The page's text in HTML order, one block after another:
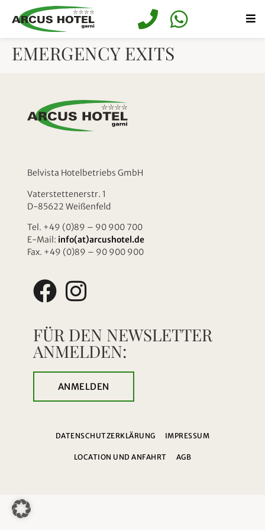
springen
EMERGENCY EXITS
Belvista Hotelbetriebs GmbH
Vaterstettenerstr. 1
D-85622 Weißenfeld
Tel. +49 (0)89 – 90 900 700
E-Mail: info(at)arcushotel.de
Fax. +49 (0)89 – 90 900 900
FÜR DEN NEWSLETTER
ANMELDEN:
ANMELDEN
DATENSCHUTZERKLÄRUNG IMPRESSUM
LOCATION UND ANFAHRT AGB